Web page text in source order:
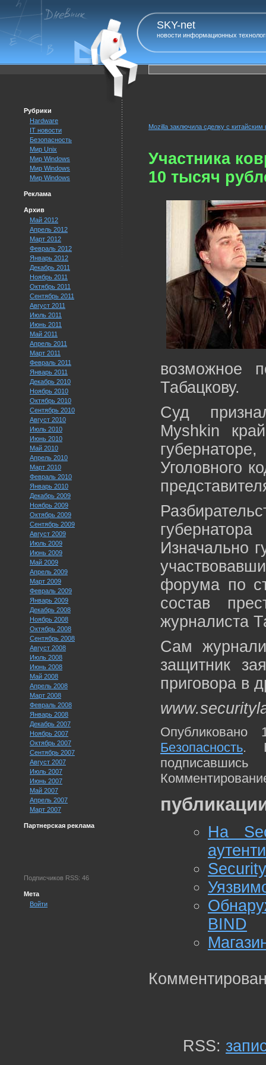
SKY-net
новости информационных
Рубрики
Hardware
IT новости
Безопасность
Мир Unix
Мир Windows
Мир Windows
Мир Windows
Реклама
Архив
Май 2012
Апрель 2012
Март 2012
Февраль 2012
Январь 2012
Декабрь 2011
Ноябрь 2011
Октябрь 2011
Сентябрь 2011
Август 2011
Июль 2011
Июнь 2011
Май 2011
Апрель 2011
Март 2011
Февраль 2011
Январь 2011
Декабрь 2010
Ноябрь 2010
Октябрь 2010
Сентябрь 2010
Август 2010
Июль 2010
Июнь 2010
Май 2010
Апрель 2010
Март 2010
Февраль 2010
Январь 2010
Декабрь 2009
Ноябрь 2009
Октябрь 2009
Сентябрь 2009
Август 2009
Июль 2009
Июнь 2009
Май 2009
Апрель 2009
Март 2009
Февраль 2009
Январь 2009
Декабрь 2008
Ноябрь 2008
Октябрь 2008
Сентябрь 2008
Август 2008
Июль 2008
Июнь 2008
Май 2008
Апрель 2008
Март 2008
Февраль 2008
Январь 2008
Декабрь 2007
Ноябрь 2007
Октябрь 2007
Сентябрь 2007
Август 2007
Июль 2007
Июнь 2007
Май 2007
Апрель 2007
Март 2007
Партнерская реклама
Подписчиков RSS: 46
Мета
Войти
Mozilla заключила сделку с китайским
Участника
10 тысяч
возможное
Табацкову.
Суд
Myshkin
Уголовного
Изначально
форума по
состав
журналиста
Сам
защитник
приговора в
Безопасность.
На
BIND
RSS: